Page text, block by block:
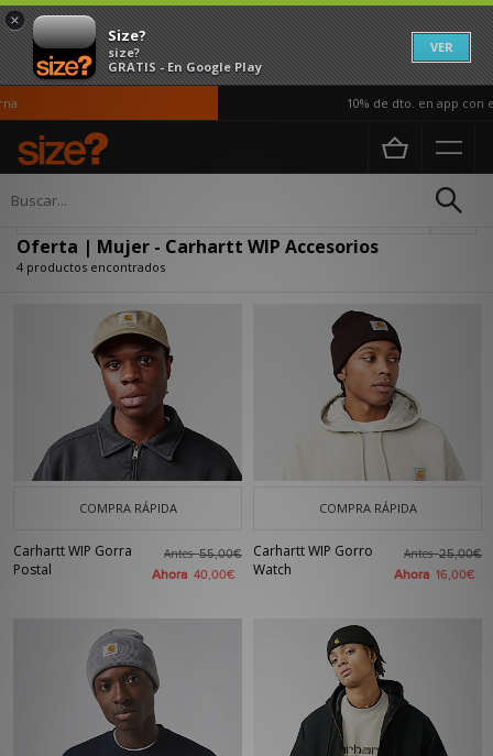
×
Size?
size?
GRATIS - En Google Play
VER
10% de dto. en app con
Página principal
Oferta | Mujer - Carhartt WIP Accesorios
4 productos encontrados
COMPRA RÁPIDA
Carhartt WIP Gorra
Postal
Antes55,00€
Ahora 40,00€
COMPRA RÁPIDA
Carhartt WIP Gorro
Watch
Antes25,00€
Ahora 16,00€